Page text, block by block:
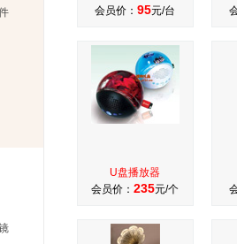
会员价： 95元/台
U盘播放器
会员价： 235元/个